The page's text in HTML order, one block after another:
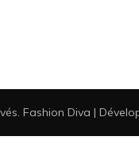
Fashion Diva |